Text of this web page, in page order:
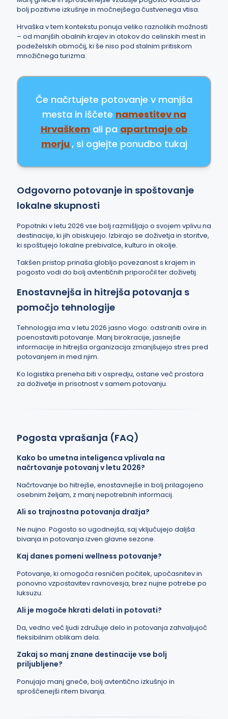
bolj pozitivne izkušnje in močnejšega čustvenega vtisa.
Hrvaška v tem kontekstu ponuja veliko raznolikih možnosti
– od manjših obalnih krajev in otokov do celinskih mest in
podeželskih območij, ki še niso pod stalnim pritiskom
množičnega turizma.
Če načrtujete potovanje v manjša
mesta in iščete namestitev na
Hrvaškemali pa apartmaje ob
morju, si oglejte ponudbo tukaj
Odgovorno potovanje in spoštovanje
lokalne skupnosti
Popotniki v letu 2026 vse bolj razmišljajo o svojem vplivu na
destinacije, ki jih obiskujejo. Izbirajo se doživetja in storitve,
ki spoštujejo lokalne prebivalce, kulturo in okolje.
Takšen pristop prinaša globljo povezanost s krajem in
pogosto vodi do bolj avtentičnih priporočil ter doživetij.
Enostavnejša in hitrejša potovanja s
pomočjo tehnologije
Tehnologija ima v letu 2026 jasno vlogo: odstraniti ovire in
poenostaviti potovanje. Manj birokracije, jasnejše
informacije in hitrejša organizacija zmanjšujejo stres pred
potovanjem in med njim.
Ko logistika preneha biti v ospredju, ostane več prostora
za doživetje in prisotnost v samem potovanju.
Pogosta vprašanja (FAQ)
Kako bo umetna inteligenca vplivala na
načrtovanje potovanj v letu 2026?
Načrtovanje bo hitrejše, enostavnejše in bolj prilagojeno
osebnim željam, z manj nepotrebnih informacij.
Ali so trajnostna potovanja dražja?
Ne nujno. Pogosto so ugodnejša, saj vključujejo daljša
bivanja in potovanja izven glavne sezone.
Kaj danes pomeni wellness potovanje?
Potovanje, ki omogoča resničen počitek, upočasnitev in
ponovno vzpostavitev ravnovesja, brez nujne potrebe po
luksuzu.
Ali je mogoče hkrati delati in potovati?
Da, vedno več ljudi združuje delo in potovanja zahvaljujoč
fleksibilnim oblikam dela.
Zakaj so manj znane destinacije vse bolj
priljubljene?
Ponujajo manj gneče, bolj avtentično izkušnjo in
sproščenejši ritem bivanja.